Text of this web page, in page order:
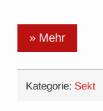
» Mehr
Kategorie:Sekt